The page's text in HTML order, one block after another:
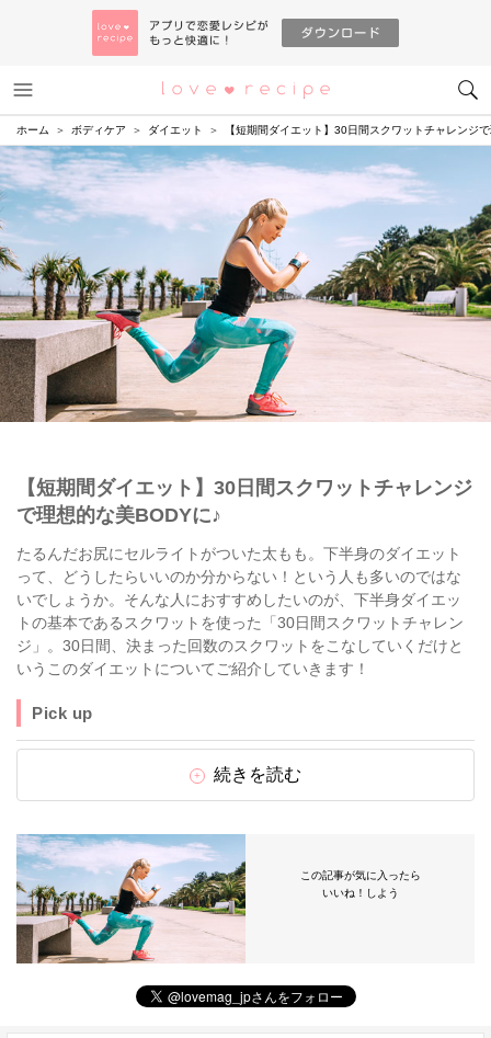
恋愛レシピ
ホーム ボディケア ダイエット 【短期間ダイエット】30日間スクワットチャレンジ
【短期間ダイエット】30日間スクワットチャレンジ
で理想的な美BODYに♪
たるんだお尻にセルライトがついた太もも。下半身のダイエット
って、どうしたらいいのか分からない！という人も多いのではな
いでしょうか。そんな人におすすめしたいのが、下半身ダイエッ
トの基本であるスクワットを使った「30日間スクワットチャレン
ジ」。30日間、決まった回数のスクワットをこなしていくだけと
いうこのダイエットについてご紹介していきます！
Pick up
続きを読む
この記事が気に入ったら
いいね！しよう